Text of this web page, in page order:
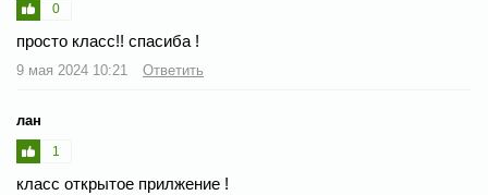
0
просто класс!! спасиба !
9 мая 2024 10:21 Ответить
лан
1
класс открытое прилжение !